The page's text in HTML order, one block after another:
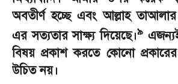
অবতীর্ণ হচ্ছে এবং আল্লাহ
এর সত্যতার সাক্ষ্য দিয়েছে।৯
বিষয় প্রকাশ করতে কোনো
উচিত নয়।